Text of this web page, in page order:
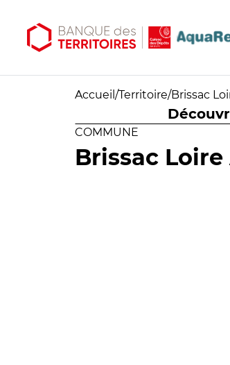
Accueil /Territoire/Brissac
COMMUNE
Brissac